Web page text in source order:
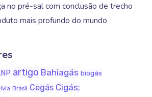
no pré-sal com conclusão de trecho
mais profundo do mundo
artigo Bahiagás biogás
Brasil Cegás Cigás;